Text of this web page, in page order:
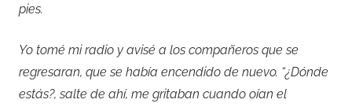
pies.
Yo tomé mi radio y avisé a los compañeros que se
regresaran, que se había encendido de nuevo. “¿Dónde
estás?, salte de ahí, me gritaban cuando oían el